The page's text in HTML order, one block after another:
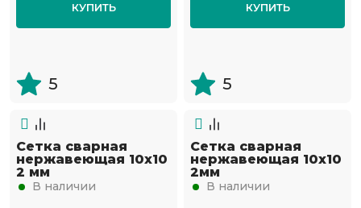
КУПИТЬ
5
КУПИТЬ
5
Сетка сварная
нержавеющая 10х10
2 мм
В наличии
Сетка сварная
нержавеющая 10х10
2мм
В наличии